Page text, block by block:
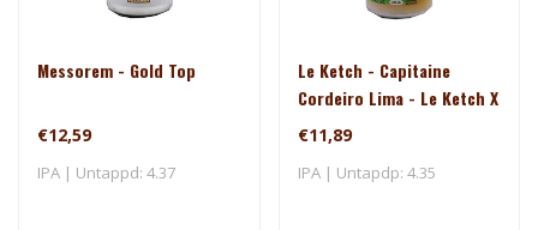
Messorem - Gold Top
€12,59
IPA | Untappd: 4.37
Le Ketch - Capitaine
Cordeiro Lima - Le Ketch X
Brasserie Du Bas-Canada
€11,89
IPA | Untapdp: 4.35